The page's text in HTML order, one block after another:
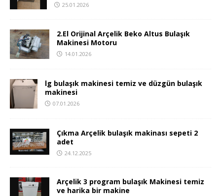
25.01.2026
2.El Orijinal Arçelik Beko Altus Bulaşık
Makinesi Motoru
14.01.2026
lg bulaşık makinesi temiz ve düzgün bulaşık
makinesi
07.01.2026
Çıkma Arçelik bulaşık makinası sepeti 2
adet
24.12.2025
Arçelik 3 program bulaşık Makinesi temiz
ve harika bir makine